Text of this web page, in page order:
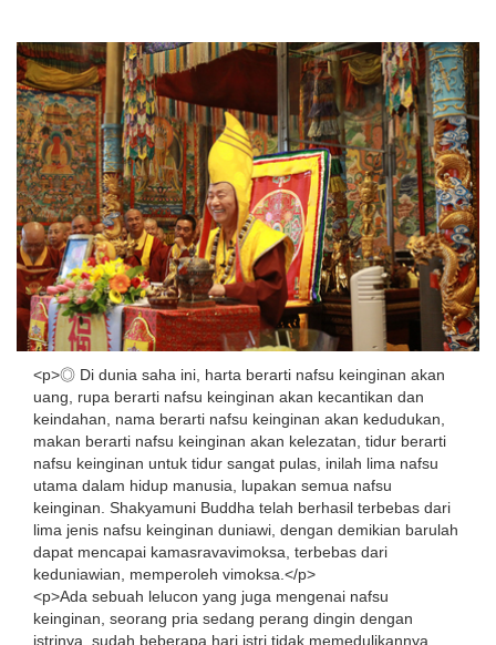
<p>◎ Di dunia saha ini, harta berarti nafsu keinginan akan
uang, rupa berarti nafsu keinginan akan kecantikan dan
keindahan, nama berarti nafsu keinginan akan kedudukan,
makan berarti nafsu keinginan akan kelezatan, tidur berarti
nafsu keinginan untuk tidur sangat pulas, inilah lima nafsu
utama dalam hidup manusia, lupakan semua nafsu
keinginan. Shakyamuni Buddha telah berhasil terbebas dari
lima jenis nafsu keinginan duniawi, dengan demikian barulah
dapat mencapai kamasravavimoksa, terbebas dari
keduniawian, memperoleh vimoksa.</p>
<p>Ada sebuah lelucon yang juga mengenai nafsu
keinginan, seorang pria sedang perang dingin dengan
istrinya, sudah beberapa hari istri tidak memedulikannya.